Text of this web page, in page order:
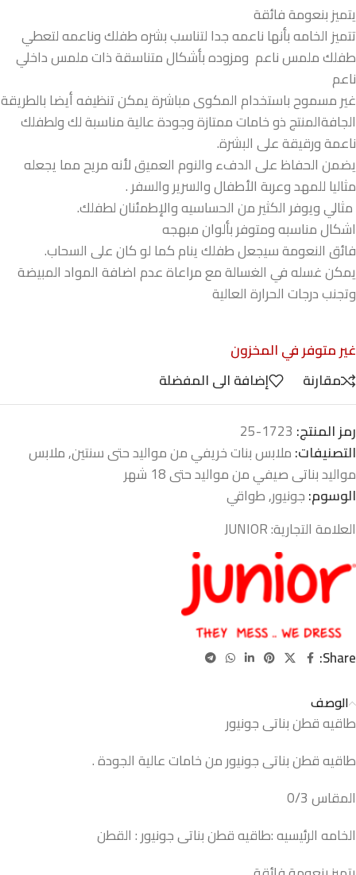
يتميز بنعومة فائقة
تتميز الخامه بأنها ناعمه جدا لتناسب بشره طفلك وناعمه لتعطي
طفلك ملمس ناعم ومزوده بأشكال متناسقة ذات ملمس داخلي
ناعم
غير مسموح باستخدام المكوى مباشرة يمكن تنظيفه أيضا بالطريقة
الجافةالمنتج ذو خامات ممتازة وجودة عالية مناسبة لك ولطفلك
ناعمة ورقيقة على البشرة.
يضمن الحفاظ على الدفء والنوم العميق لأنه مريح مما يجعله
مثاليا للمهد وعربة الأطفال والسرير والسفر .
مثالي ويوفر الكثير من الحساسيه والإطمئنان لطفلك.
اشكال مناسبه ومتوفر بألوان مبهجه
فائق النعومة سيجعل طفلك ينام كما لو كان على السحاب.
يمكن غسله في الغسالة مع مراعاة عدم اضافة المواد المبيضة
وتجنب درجات الحرارة العالية
غير متوفر في المخزون
مقارنة
إضافة الى المفضلة
رمز المنتج: 1723-25
التصنيفات:ملابس بنات خريفي من مواليد حتى سنتين,ملابس
مواليد بناتى صيفي من مواليد حتى 18 شهر
الوسوم:جونيور,طواقي
العلامة التجارية:JUNIOR
Share:
الوصف
طاقيه قطن بناتى جونيور
طاقيه قطن بناتى جونيور من خامات عالية الجودة .
المقاس 0/3
الخامه الرئيسيه :طاقيه قطن بناتى جونيور : القطن